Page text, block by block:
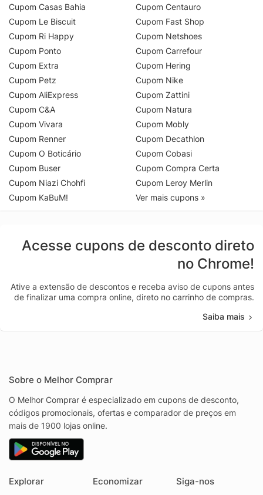
Cupom Casas Bahia
Cupom Le Biscuit
Cupom Ri Happy
Cupom Ponto
Cupom Extra
Cupom Petz
Cupom AliExpress
Cupom C&A
Cupom Vivara
Cupom Renner
Cupom O Boticário
Cupom Buser
Cupom Niazi Chohfi
Cupom KaBuM!
Cupom Centauro
Cupom Fast Shop
Cupom Netshoes
Cupom Carrefour
Cupom Hering
Cupom Nike
Cupom Zattini
Cupom Natura
Cupom Mobly
Cupom Decathlon
Cupom Cobasi
Cupom Compra Certa
Cupom Leroy Merlin
Ver mais cupons »
Acesse cupons de desconto direto
no Chrome!
Ative a extensão de descontos e receba aviso de cupons antes
de finalizar uma compra online, direto no carrinho de compras.
Saiba mais
Sobre o Melhor Comprar
O Melhor Comprar é especializado em cupons de desconto,
códigos promocionais, ofertas e comparador de preços em
mais de 1900 lojas online.
Explorar Economizar Siga-nos